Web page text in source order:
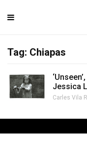
Tag: Chiapas
Jessica
Carles Vila